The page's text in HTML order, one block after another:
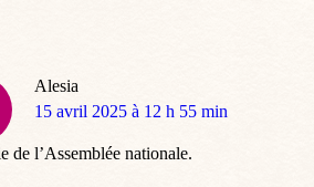
Alesia
dit
15 avril 2025 à 12 h 55 min
de l’Assemblée nationale.